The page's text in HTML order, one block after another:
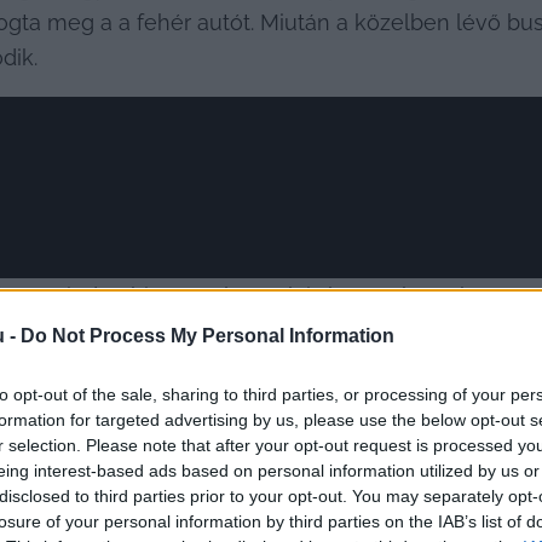
- Do Not Process My Personal Information
opt-out of the sale, sharing to third parties, or processing of your
for targeted advertising by us, please use the below opt-out
selection. Please note that after your opt-out request is processed
interest-based ads based on personal information utilized by us
to third parties prior to your opt-out. You may separately
of your personal information by third parties on the IAB’s list of
meg a a fehér autót. Miután a közelben lévő
minden bizonnyal ennek is köszönhető, hogy a
az egyik Facebook csoportban, vélhetően az
volt egy poszt, hogy vigyázzon mindenki, mert
is feltöltöttek egy fotót. Feltettek egy a körút
de ilyen kommentek voltak alatta: